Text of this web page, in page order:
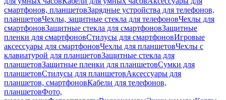
смартфонов, планшетовЗарядные устройства для телефонов,
планшетовЧехлы, защитные стекла для телефоновЧехлы для
смартфоновЗащитные стекла для смартфоновЗащитные
пленки для смартфоновСтилусы для смартфоновИгровые
аксессуары для смартфоновЧехлы для планшетовЧехлы с
клавиатурой для планшетовЗащитные стекла для
планшетовЗащитные пленки для планшетовСумки для
планшетовСтилусы для планшетовАксессуары для
планшетов, смартфоновКабели для телефонов,
планшетовФото,